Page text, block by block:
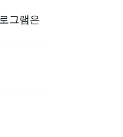
그램은